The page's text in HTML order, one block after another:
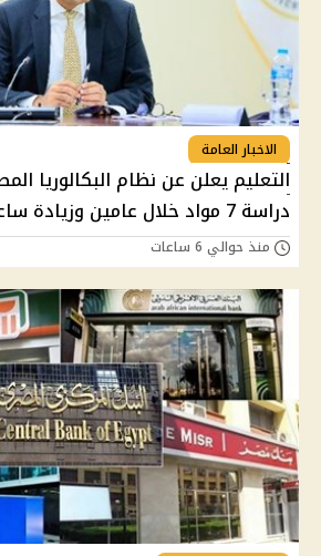
الاخبار العامة
التعليم يعلن عن نظام البكالوريا
دراسة 7 مواد خلال عامين وزيادة ساعات الدراسة
منذ حوالي 6 ساعات